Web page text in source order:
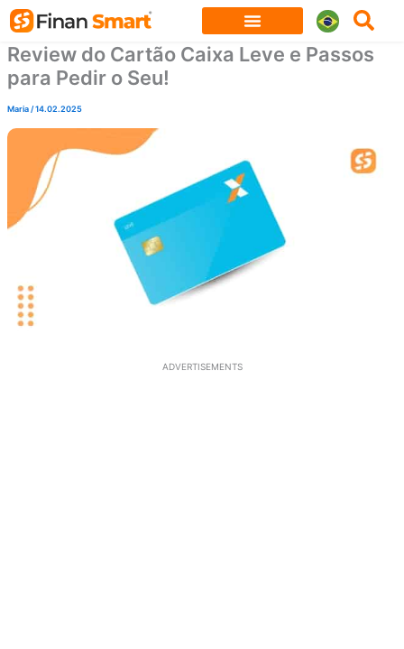
Skip
content
Review do Cartão Caixa Leve e Passos
para Pedir o Seu!
Maria/14.02.2025
ADVERTISEMENTS